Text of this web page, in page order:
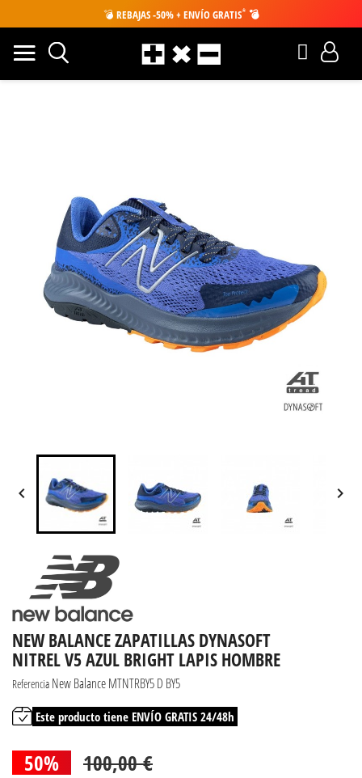
💣 REBAJAS -50% + ENVÍO GRATIS* 💣
 
NEW BALANCE ZAPATILLAS DYNASOFT
NITREL V5 AZUL BRIGHT LAPIS HOMBRE
Referencia New Balance MTNTRBY5 D BY5
Este producto tiene ENVÍO GRATIS 24/48h
50% 100,00 €